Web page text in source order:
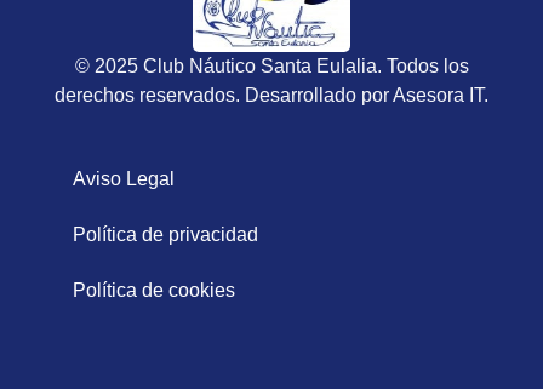
© 2025 Club Náutico Santa Eulalia. Todos los
derechos reservados. Desarrollado porAsesora IT.
Aviso Legal
Política de privacidad
Política de cookies